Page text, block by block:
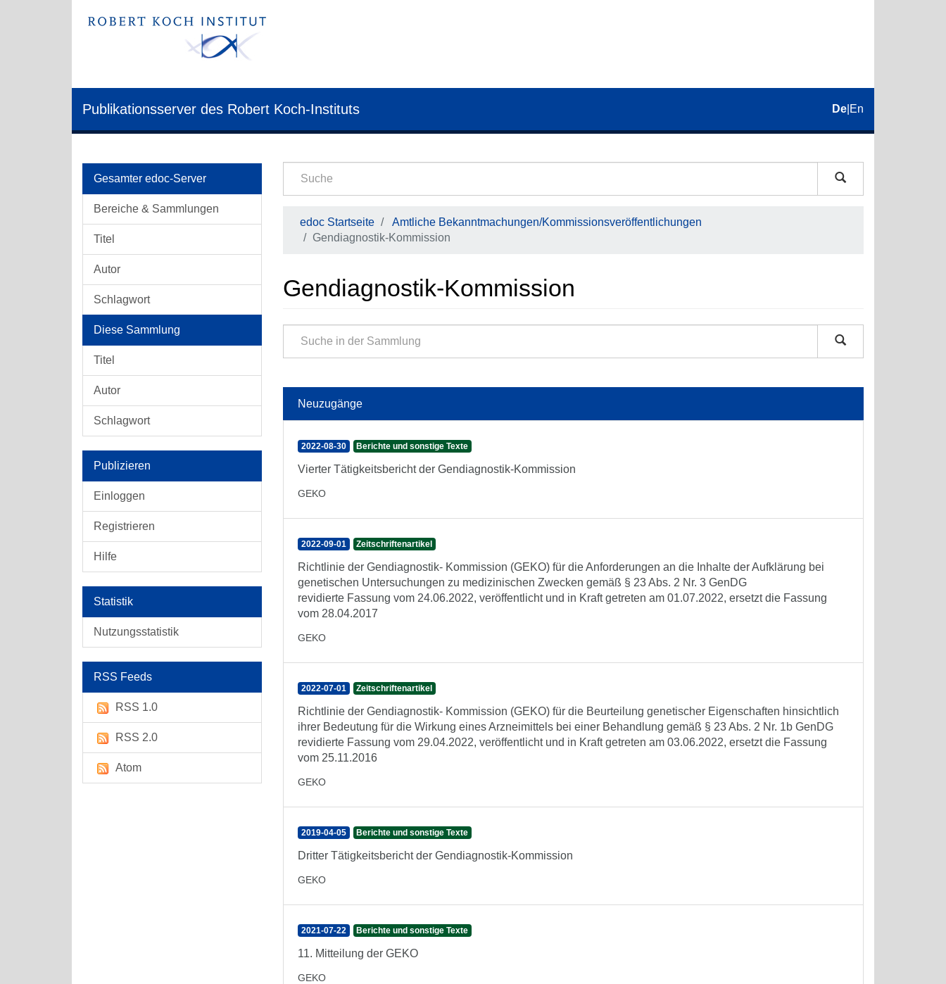
Publikationsserver des Robert Koch-Instituts De En
Gesamter edoc-Server
Bereiche & Sammlungen
Titel
Autor
Schlagwort
Diese Sammlung
Titel
Autor
Schlagwort
Publizieren
Einloggen
Registrieren
Hilfe
Statistik
Nutzungsstatistik
RSS Feeds
RSS 1.0
RSS 2.0
Atom
edoc Startseite
Amtliche Bekanntmachungen/Kommissionsveröffentlichungen
Gendiagnostik-Kommission
Gendiagnostik-Kommission
Neuzugänge
2022-08-30 Berichte und sonstige Texte
Vierter Tätigkeitsbericht der Gendiagnostik-Kommission
GEKO
2022-09-01 Zeitschriftenartikel
Richtlinie der Gendiagnostik- Kommission (GEKO) für die Anforderungen an die Inhalte der Aufklärung bei
genetischen Untersuchungen zu medizinischen Zwecken gemäß § 23 Abs. 2 Nr. 3 GenDG
revidierte Fassung vom 24.06.2022, veröffentlicht und in Kraft getreten am 01.07.2022, ersetzt die Fassung
vom 28.04.2017
GEKO
2022-07-01 Zeitschriftenartikel
Richtlinie der Gendiagnostik- Kommission (GEKO) für die Beurteilung genetischer Eigenschaften hinsichtlich
ihrer Bedeutung für die Wirkung eines Arzneimittels bei einer Behandlung gemäß § 23 Abs. 2 Nr. 1b GenDG
revidierte Fassung vom 29.04.2022, veröffentlicht und in Kraft getreten am 03.06.2022, ersetzt die Fassung
vom 25.11.2016
GEKO
2019-04-05 Berichte und sonstige Texte
Dritter Tätigkeitsbericht der Gendiagnostik-Kommission
GEKO
2021-07-22 Berichte und sonstige Texte
11. Mitteilung der GEKO
GEKO